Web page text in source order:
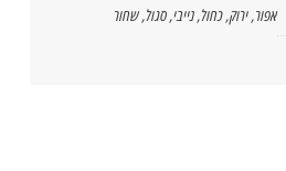
אפור,ירוק,כחול,נייבי,סגול,שחור